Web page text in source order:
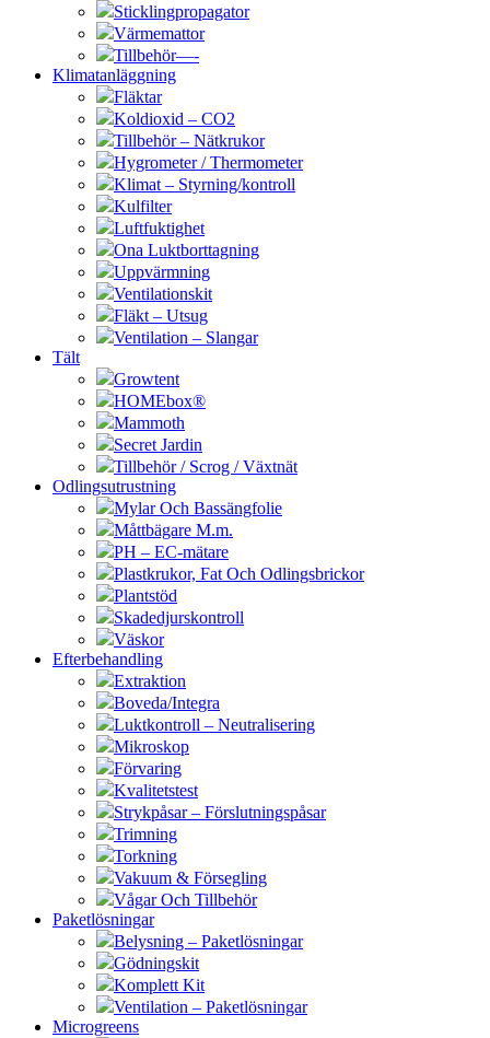
Sticklingpropagator
Värmemattor
Tillbehör—-
Klimatanläggning
Fläktar
Koldioxid – CO2
Tillbehör – Nätkrukor
Hygrometer / Thermometer
Klimat – Styrning/kontroll
Kulfilter
Luftfuktighet
Ona Luktborttagning
Uppvärmning
Ventilationskit
Fläkt – Utsug
Ventilation – Slangar
Tält
Growtent
HOMEbox®
Mammoth
Secret Jardin
Tillbehör / Scrog / Växtnät
Odlingsutrustning
Mylar Och Bassängfolie
Måttbägare M.m.
PH – EC-mätare
Plastkrukor, Fat Och Odlingsbrickor
Plantstöd
Skadedjurskontroll
Väskor
Efterbehandling
Extraktion
Boveda/Integra
Luktkontroll – Neutralisering
Mikroskop
Förvaring
Kvalitetstest
Strykpåsar – Förslutningspåsar
Trimning
Torkning
Vakuum & Försegling
Vågar Och Tillbehör
Paketlösningar
Belysning – Paketlösningar
Gödningskit
Komplett Kit
Ventilation – Paketlösningar
Microgreens